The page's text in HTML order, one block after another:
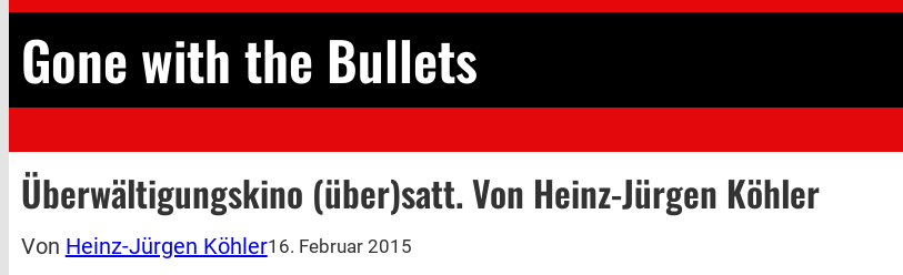
Gone with the Bullets
Überwältigungskino (über)satt. Von Heinz-Jürgen Köhler
Von Heinz-Jürgen Köhler16. Februar 2015